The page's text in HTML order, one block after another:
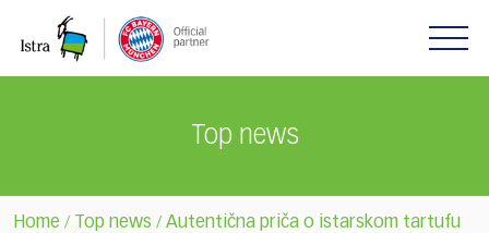
note:
Top news
Home / Top news / Autentična priča o istarskom tartufu